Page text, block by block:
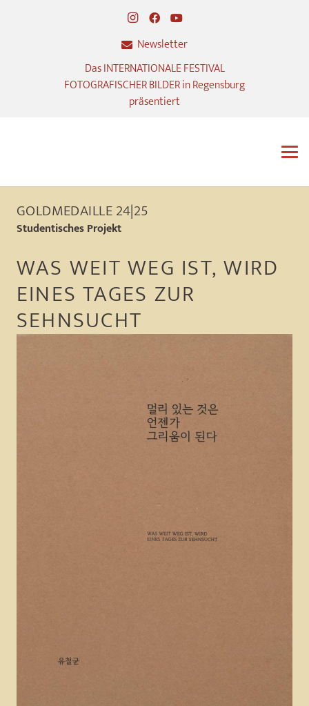
Newsletter
Das INTERNATIONALE FESTIVAL
FOTOGRAFISCHER BILDER in Regensburg
präsentiert
GOLDMEDAILLE 24|25
Studentisches Projekt
WAS WEIT WEG IST, WIRD
EINES TAGES ZUR
SEHNSUCHT